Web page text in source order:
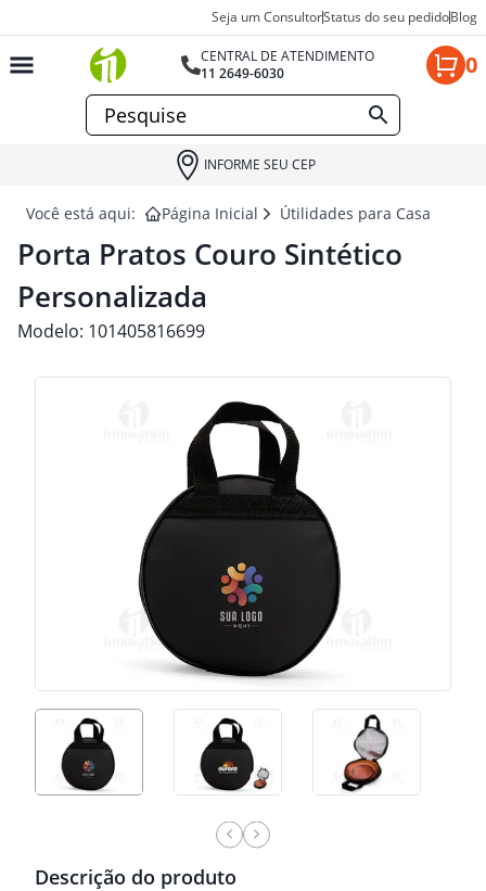
Seja um ConsultorStatus do seu pedidoBlog
CENTRAL DE ATENDIMENTO
11 2649-6030
0
INFORME SEU CEP
Você está aqui: Página Inicial Útilidades para Casa e
Porta Pratos Couro Sintético
Personalizada
Modelo: 101405816699
Descrição do produto